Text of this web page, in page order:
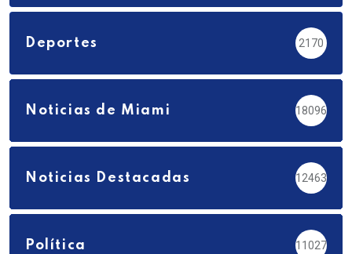
Deportes 2170
Noticias de Miami 18096
Noticias Destacadas 12463
Política 11027